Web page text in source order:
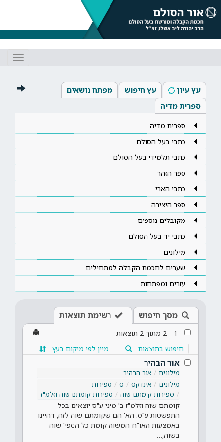
עץ עיון עץ חיפוש
מפתח נושאים
ספרית מדיה
ספרית מדיה
כתבי בעל הסולם
כתבי תלמידי בעל הסולם
ספר הזהר
כתבי הארי
ספר היצירה
מקובלים נוספים
כתבי יד בעל הסולם
מילונים
שערים לחכמת הקבלה למתחילים
עזרים ומפתחות
מסך חיפוש רשימת תוצאות
1
-
2 מתוך 2 תוצאות
חיפוש בתוצאות
מיין לפי מיקום בעץ
אור הבהיר
מילונים
אור הבהיר
מילונים
אינדקס ס
ספירות
ספירות קומתם שוה
ספירות קומתם שוה וזלמ"ז
קומתם שוה וזלמ"ז ב' מיני ע"ס יוצאים בכל
התפשטות ע"ס. הא' הם שקומתם שוה לזה, דהיינו
באמצעות האו"ח המשוה קומת כל הספי' שוה
בשוה,…